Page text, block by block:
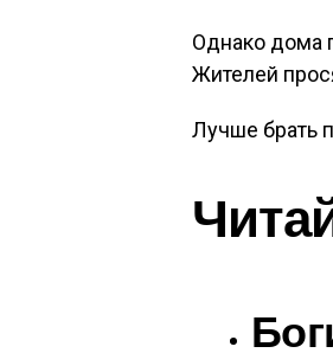
Однако дома
Жителей
Лучше брать